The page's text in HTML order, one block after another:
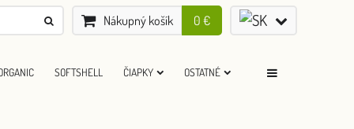
Nákupný košík 0 €
SOFTSHELL ČIAPKY OSTATNÉ